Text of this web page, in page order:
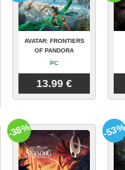
AVATAR: FRONTIERS
OF PANDORA
PC
13.99 €
-38% -